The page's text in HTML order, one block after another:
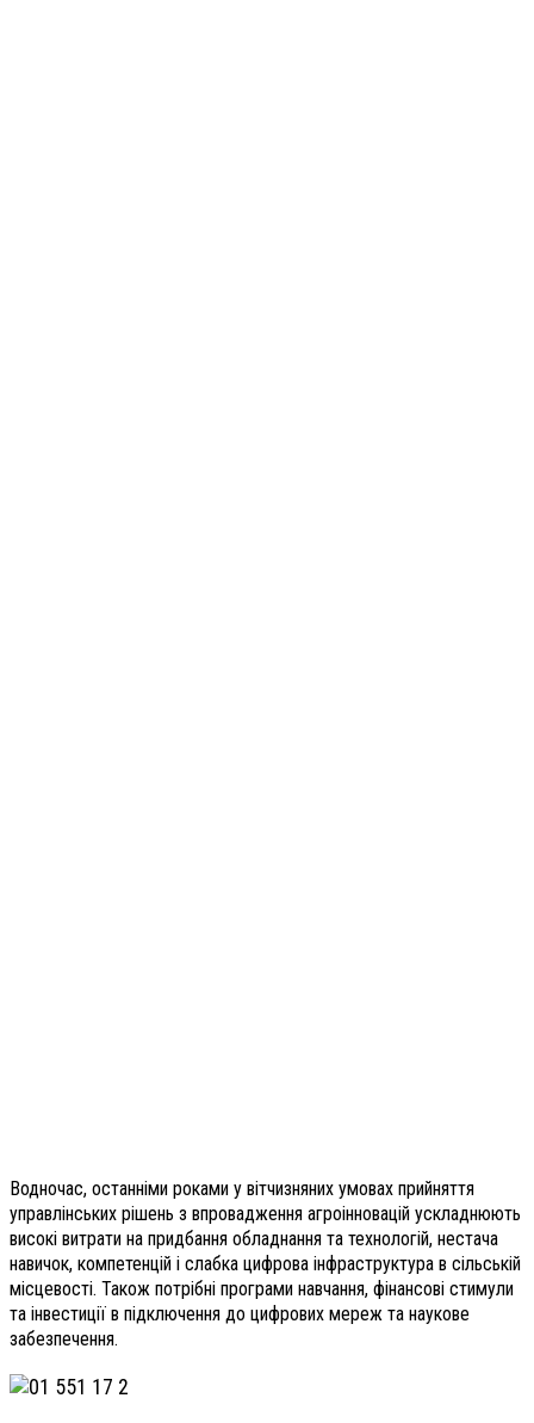
Водночас, останніми роками у вітчизняних умовах прийняття
управлінських рішень з впровадження агроінновацій ускладнюють
високі витрати на придбання обладнання та технологій, нестача
навичок, компетенцій і слабка цифрова інфраструктура в сільській
місцевості. Також потрібні програми навчання, фінансові стимули
та інвестиції в підключення до цифрових мереж та наукове
забезпечення.